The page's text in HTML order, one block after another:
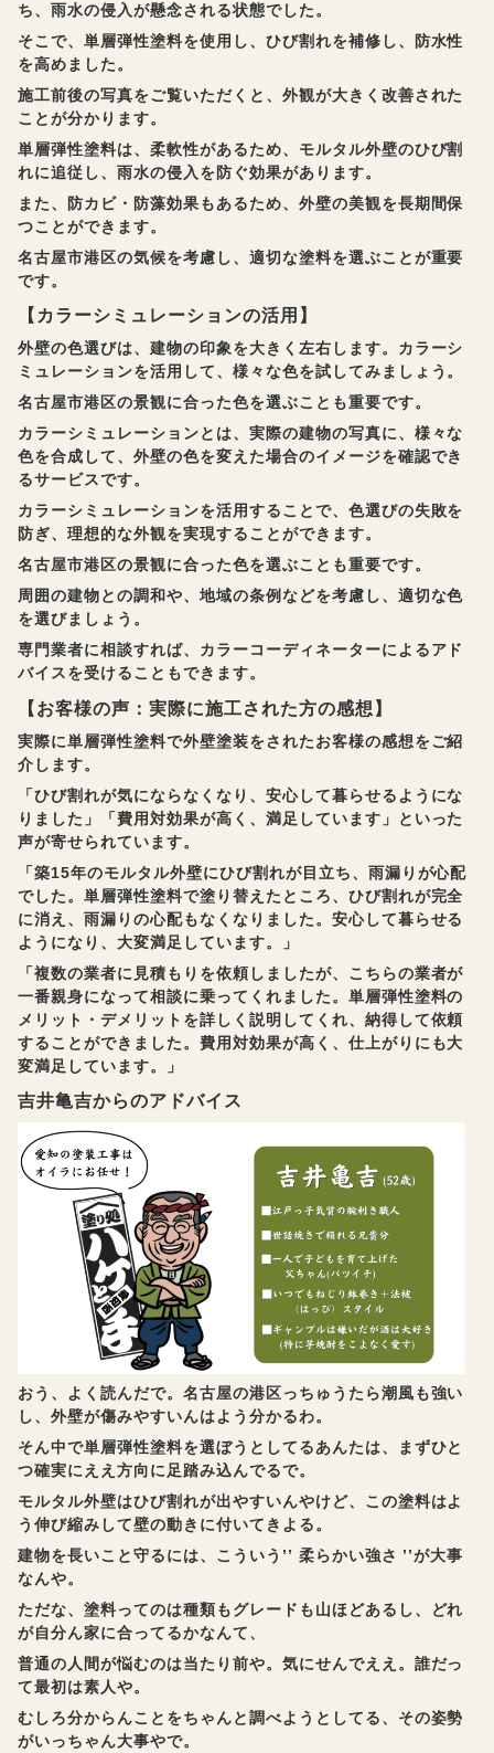
ち、雨水の侵入が懸念される状態でした。
そこで、単層弾性塗料を使用し、ひび割れを補修し、防水性
を高めました。
施工前後の写真をご覧いただくと、外観が大きく改善された
ことが分かります。
単層弾性塗料は、柔軟性があるため、モルタル外壁のひび割
れに追従し、雨水の侵入を防ぐ効果があります。
また、防カビ・防藻効果もあるため、外壁の美観を長期間保
つことができます。
名古屋市港区の気候を考慮し、適切な塗料を選ぶことが重要
です。
【カラーシミュレーションの活用】
外壁の色選びは、建物の印象を大きく左右します。カラーシ
ミュレーションを活用して、様々な色を試してみましょう。
名古屋市港区の景観に合った色を選ぶことも重要です。
カラーシミュレーションとは、実際の建物の写真に、様々な
色を合成して、外壁の色を変えた場合のイメージを確認でき
るサービスです。
カラーシミュレーションを活用することで、色選びの失敗を
防ぎ、理想的な外観を実現することができます。
名古屋市港区の景観に合った色を選ぶことも重要です。
周囲の建物との調和や、地域の条例などを考慮し、適切な色
を選びましょう。
専門業者に相談すれば、カラーコーディネーターによるアド
バイスを受けることもできます。
【お客様の声：実際に施工された方の感想】
実際に単層弾性塗料で外壁塗装をされたお客様の感想をご紹
介します。
「ひび割れが気にならなくなり、安心して暮らせるようにな
りました」「費用対効果が高く、満足しています」といった
声が寄せられています。
「築15年のモルタル外壁にひび割れが目立ち、雨漏りが心配
でした。単層弾性塗料で塗り替えたところ、ひび割れが完全
に消え、雨漏りの心配もなくなりました。安心して暮らせる
ようになり、大変満足しています。」
「複数の業者に見積もりを依頼しましたが、こちらの業者が
一番親身になって相談に乗ってくれました。単層弾性塗料の
メリット・デメリットを詳しく説明してくれ、納得して依頼
することができました。費用対効果が高く、仕上がりにも大
変満足しています。」
吉井亀吉からのアドバイス
おう、よく読んだで。名古屋の港区っちゅうたら潮風も強い
し、外壁が傷みやすいんはよう分かるわ。
そん中で単層弾性塗料を選ぼうとしてるあんたは、まずひと
つ確実にええ方向に足踏み込んでるで。
モルタル外壁はひび割れが出やすいんやけど、この塗料はよ
う伸び縮みして壁の動きに付いてきよる。
建物を長いこと守るには、こういう’’ 柔らかい強さ ’’が大事
なんや。
ただな、塗料ってのは種類もグレードも山ほどあるし、どれ
が自分ん家に合ってるかなんて、
普通の人間が悩むのは当たり前や。気にせんでええ。誰だっ
て最初は素人や。
むしろ分からんことをちゃんと調べようとしてる、その姿勢
がいっちゃん大事やで。